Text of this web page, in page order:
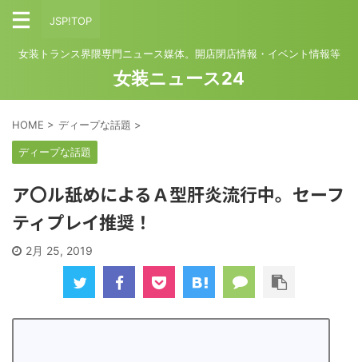
JSP!TOP
女装トランス界隈専門ニュース媒体。開店閉店情報・イベント情報等
女装ニュース24
HOME > ディープな話題 >
ディープな話題
ア〇ル舐めによるＡ型肝炎流行中。セーフ
ティプレイ推奨！
2月 25, 2019